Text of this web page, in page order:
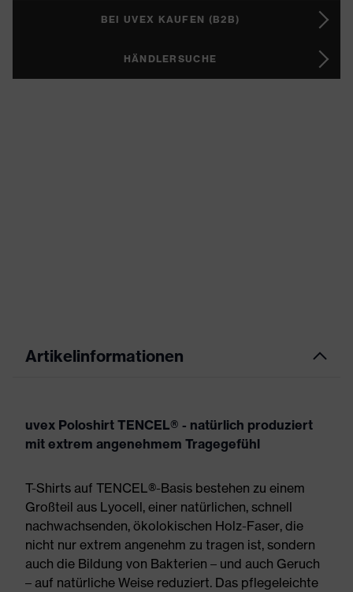
BEI UVEX KAUFEN (B2B)
HÄNDLERSUCHE
Artikelinformationen
uvex Poloshirt TENCEL® - natürlich produziert
mit extrem angenehmem Tragegefühl
T-Shirts auf TENCEL®-Basis bestehen zu einem
Großteil aus Lyocell, einer natürlichen, schnell
nachwachsenden, ökolokischen Holz-Faser, die
nicht nur extrem angenehm zu tragen ist, sondern
auch die Bildung von Bakterien – und auch Geruch
– auf natürliche Weise reduziert. Das pflegeleichte